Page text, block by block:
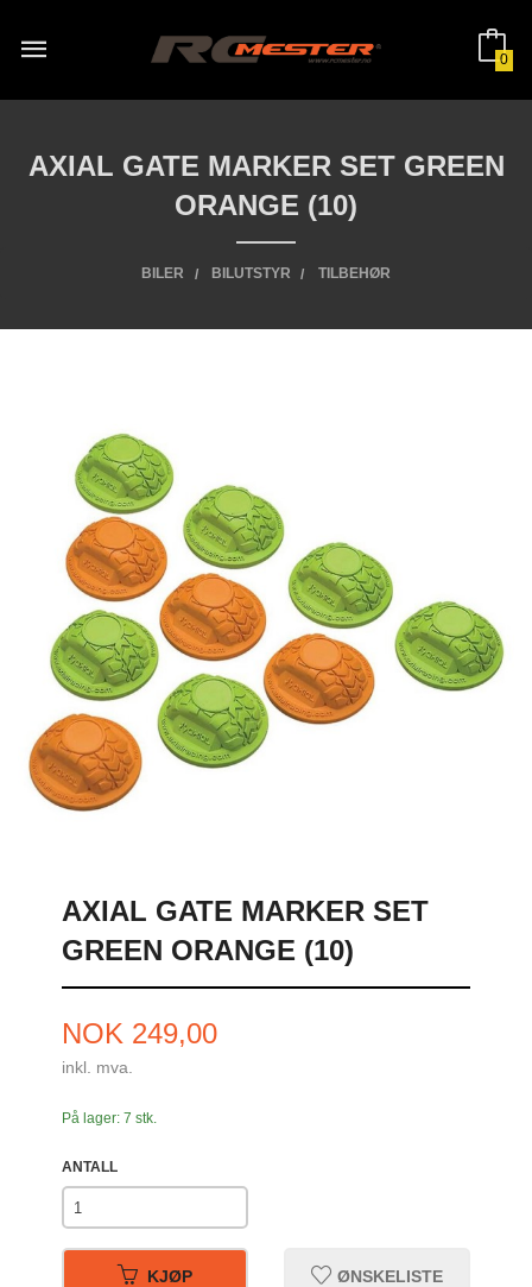
innholdet
0
AXIAL GATE MARKER SET GREEN
ORANGE (10)
BILER BILUTSTYR TILBEHØR
AXIAL GATE MARKER SET
GREEN ORANGE (10)
Pris
NOK 249,00
inkl. mva.
På lager: 7 stk.
ANTALL
KJØP ØNSKELISTE